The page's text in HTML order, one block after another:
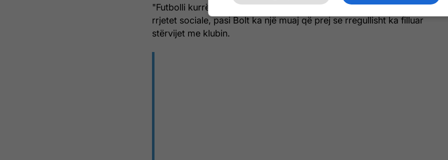
"Futbolli kurrë më nuk do të jetë i njëjtë", ka shkruar klubi i ri i Bolt në
rrjetet sociale, pasi Bolt ka një muaj që prej se rregullisht ka filluar
stërvijet me klubin.